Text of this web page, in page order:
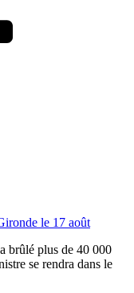
le 17 août
brûlé plus de 40 000
se rendra dans le